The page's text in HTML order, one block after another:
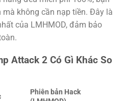
không cần nạp tiền. Đây là
của LMHMOD, đảm bảo
Attack 2 Có Gì Khác So
Phiên bản Hack